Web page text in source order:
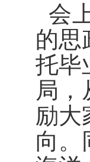
会
的思
托毕
局
励大
向。